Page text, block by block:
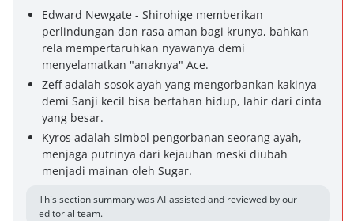
Edward Newgate - Shirohige memberikan
perlindungan dan rasa aman bagi krunya, bahkan
rela mempertaruhkan nyawanya demi
menyelamatkan "anaknya" Ace.
Zeff adalah sosok ayah yang mengorbankan kakinya
demi Sanji kecil bisa bertahan hidup, lahir dari cinta
yang besar.
Kyros adalah simbol pengorbanan seorang ayah,
menjaga putrinya dari kejauhan meski diubah
menjadi mainan oleh Sugar.
This section summary was AI-assisted and reviewed by our
editorial team.